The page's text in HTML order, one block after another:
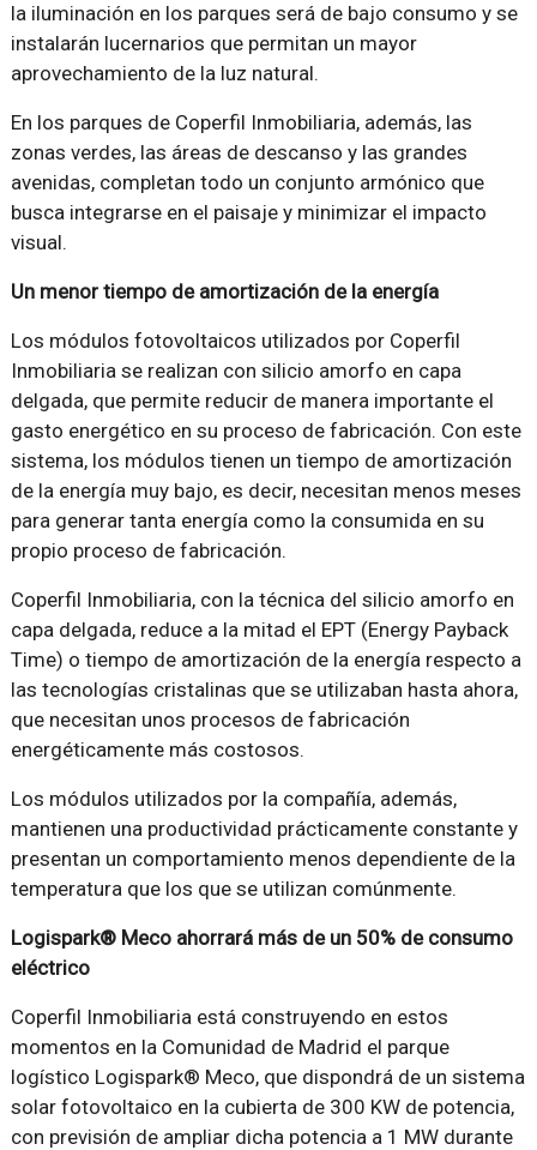
la iluminación en los parques será de bajo consumo y se
instalarán lucernarios que permitan un mayor
aprovechamiento de la luz natural.
En los parques de Coperfil Inmobiliaria, además, las
zonas verdes, las áreas de descanso y las grandes
avenidas, completan todo un conjunto armónico que
busca integrarse en el paisaje y minimizar el impacto
visual.
Un menor tiempo de amortización de la energía
Los módulos fotovoltaicos utilizados por Coperfil
Inmobiliaria se realizan con silicio amorfo en capa
delgada, que permite reducir de manera importante el
gasto energético en su proceso de fabricación. Con este
sistema, los módulos tienen un tiempo de amortización
de la energía muy bajo, es decir, necesitan menos meses
para generar tanta energía como la consumida en su
propio proceso de fabricación.
Coperfil Inmobiliaria, con la técnica del silicio amorfo en
capa delgada, reduce a la mitad el EPT (Energy Payback
Time) o tiempo de amortización de la energía respecto a
las tecnologías cristalinas que se utilizaban hasta ahora,
que necesitan unos procesos de fabricación
energéticamente más costosos.
Los módulos utilizados por la compañía, además,
mantienen una productividad prácticamente constante y
presentan un comportamiento menos dependiente de la
temperatura que los que se utilizan comúnmente.
Logispark® Meco ahorrará más de un 50% de consumo
eléctrico
Coperfil Inmobiliaria está construyendo en estos
momentos en la Comunidad de Madrid el parque
logístico Logispark® Meco, que dispondrá de un sistema
solar fotovoltaico en la cubierta de 300 KW de potencia,
con previsión de ampliar dicha potencia a 1 MW durante